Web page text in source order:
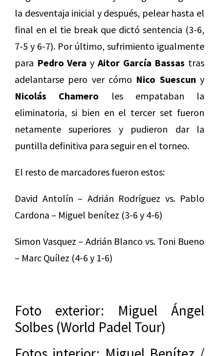
la desventaja inicial y después, pelear hasta el
final en el tie break que dictó sentencia (3-6,
7-5 y 6-7). Por último, sufrimiento igualmente
para Pedro Vera y Aitor García Bassas tras
adelantarse pero ver cómo Nico Suescun y
Nicolás Chamero les empataban la
eliminatoria, si bien en el tercer set fueron
netamente superiores y pudieron dar la
puntilla definitiva para seguir en el torneo.
El resto de marcadores fueron estos:
David Antolín – Adrián Rodríguez vs. Pablo
Cardona – Miguel benítez (3-6 y 4-6)
Simon Vasquez – Adrián Blanco vs. Toni Bueno
– Marc Quílez (4-6 y 1-6)
Foto exterior: Miguel Ángel
Solbes (World Padel Tour)